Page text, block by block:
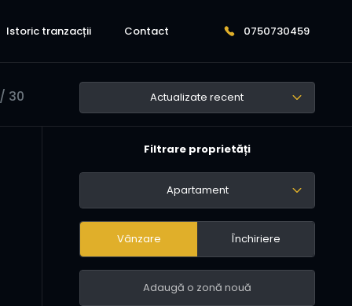
Istoric tranzacții Contact 0750730459
30 Actualizate recent
Filtrare proprietăți
Apartament
Vânzare Închiriere